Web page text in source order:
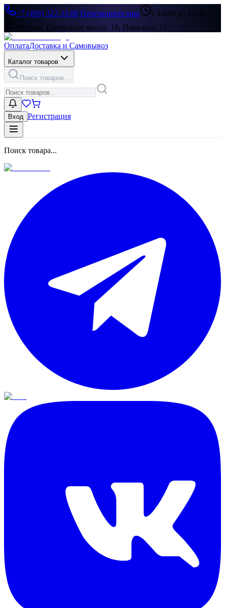
+7 (499) 322-33-86|Перезвоните мне
с 10:00 до 19:00
Москва, Пятницкое шоссе, 18, Павильон 73
ОплатаДоставка и Самовывоз
Каталог товаров
Поиск товаров...
Вход Регистрация
Поиск товара...